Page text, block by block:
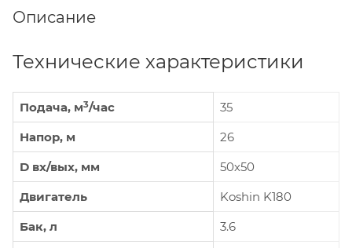
Описание
Технические характеристики
Подача, м3/час
35
Напор, м
26
D вх/вых, мм
50х50
Двигатель
Koshin K180
Бак, л
3.6